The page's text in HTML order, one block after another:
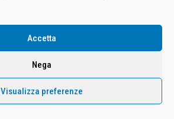
Accetta
Nega
Visualizza preferenze